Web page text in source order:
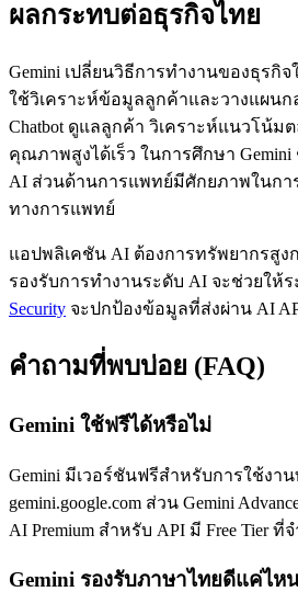
ผลกระทบต่อธุรกิจไทย
Gemini เปลี่ยนวิธีการทำงานของธุรกิ
ใช้วิเคราะห์ข้อมูลลูกค้าและวางแผนก
Chatbot ดูแลลูกค้า วิเคราะห์แนวโน้มต
คุณภาพสูงได้เร็ว ในการศึกษา Gemini
AI ส่วนด้านการแพทย์มีศักยภาพในกา
ทางการแพทย์
แอปพลิเคชัน AI ต้องการทรัพยากรสูง
รองรับการทำงานระดับ AI จะช่วยให้
Security จะปกป้องข้อมูลที่ส่งผ่าน AI
คำถามที่พบบ่อย (FAQ)
Gemini ใช้ฟรีได้หรือไม่
Gemini มีเวอร์ชันฟรีสำหรับการใช้งา
gemini.google.com ส่วน Gemini
AI Premium สำหรับ API มี Free Tier ที่
Gemini รองรับภาษาไทยดีแค่ไห